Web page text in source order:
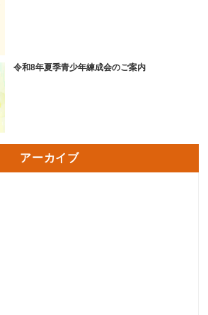
令和8年夏季青少年練成会のご案内
アーカイブ